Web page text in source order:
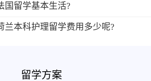
国留学基本生活?
兰本科护理留学费用多少呢?
留学方案